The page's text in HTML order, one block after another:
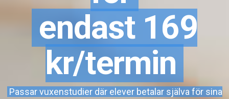
endast 169
kr/termin
Passar vuxenstudier där elever betalar själva för sina